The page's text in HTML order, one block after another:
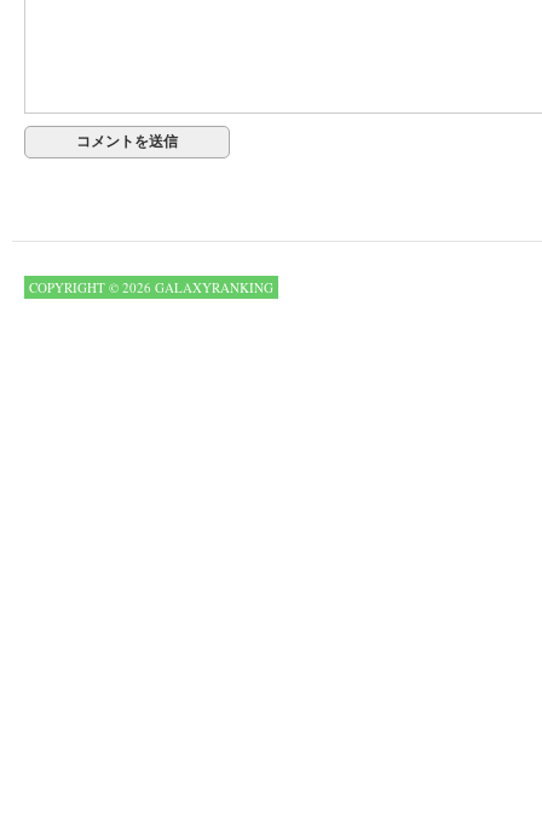
COPYRIGHT © 2026 GALAXYRANKING